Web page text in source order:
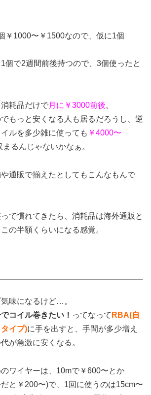
￥1000〜￥1500なので、仮に1個
個で2週間前後持つので、3個使ったと
耗品だけで月に￥3000前後。
もっと安くなる人も居るだろうし、逆
ルを多少雑に使っても ￥4000〜
まるんじゃないかなぁ。
通販で揃えたとしてもこんなもんで
て慣れてきたら、消耗品は海外通販と
の半額くらいになる感覚。
味になるけど…。
コイル巻きたい！ ってなって RBA(自
イプ)に手を出すと、手間が多少増え
が急激に安くなる。
ワイヤーは、10mで￥600〜とか
と￥200〜)で、1回に使うのは15cm〜